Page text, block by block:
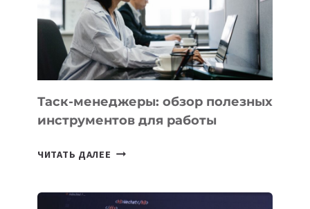
ЗАДАЧИ
ЕМУ
МОЖНО
ПОРУЧИТЬ
УЖЕ
СЕГОДНЯ
Таск-менеджеры: обзор полезных
инструментов для работы
ЧИТАТЬ ДАЛЕЕ ТАСК-
ПОЛЕЗНЫХ